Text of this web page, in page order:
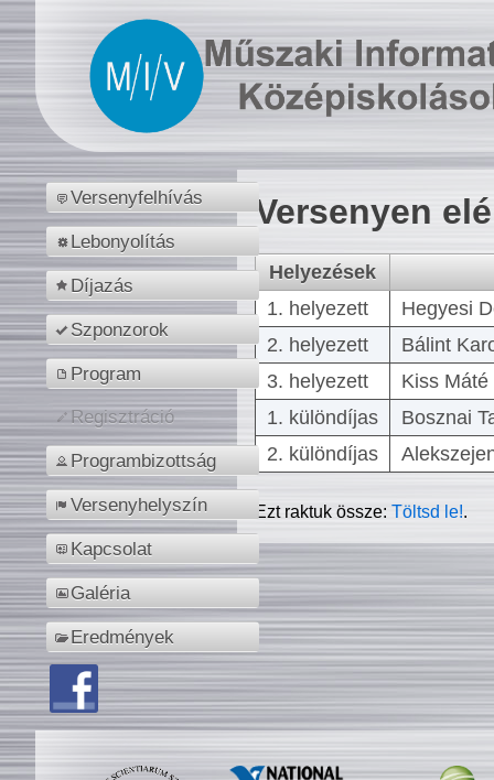
Versenyfelhívás
Lebonyolítás
Díjazás
Szponzorok
Program
Regisztráció
Programbizottság
Versenyhelyszín
Kapcsolat
Galéria
Eredmények
Versenyen
Helyezések
1. helyezett
Hegyesi
2. helyezett
Bálint
3. helyezett
Kiss
1. különdíjas
Bosznai
2. különdíjas
Ezt raktuk össze:Töltsd le!.